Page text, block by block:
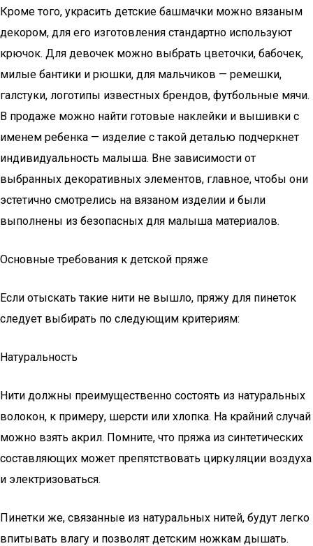
Кроме того, украсить детские башмачки можно вязаным
декором, для его изготовления стандартно используют
крючок. Для девочек можно выбрать цветочки, бабочек,
милые бантики и рюшки, для мальчиков — ремешки,
галстуки, логотипы известных брендов, футбольные мячи.
В продаже можно найти готовые наклейки и вышивки с
именем ребенка — изделие с такой деталью подчеркнет
индивидуальность малыша. Вне зависимости от
выбранных декоративных элементов, главное, чтобы они
эстетично смотрелись на вязаном изделии и были
выполнены из безопасных для малыша материалов.
Основные требования к детской пряже
Если отыскать такие нити не вышло, пряжу для пинеток
следует выбирать по следующим критериям:
Натуральность
Нити должны преимущественно состоять из натуральных
волокон, к примеру, шерсти или хлопка. На крайний случай
можно взять акрил. Помните, что пряжа из синтетических
составляющих может препятствовать циркуляции воздуха
и электризоваться.
Пинетки же, связанные из натуральных нитей, будут легко
впитывать влагу и позволят детским ножкам дышать.